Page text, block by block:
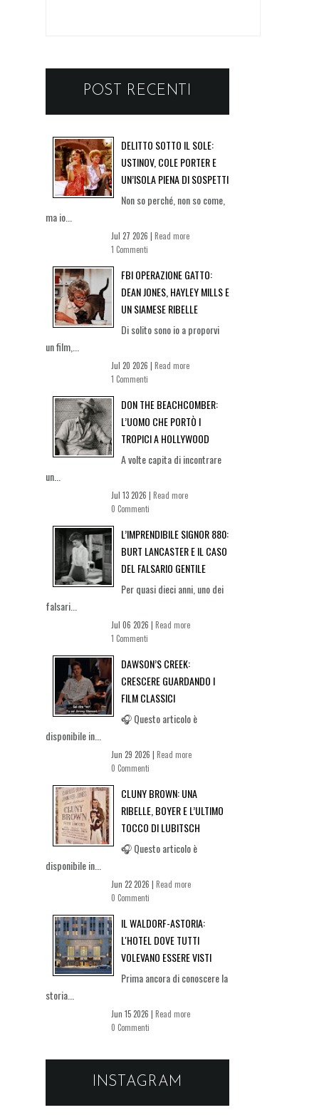
POST RECENTI
DELITTO SOTTO IL SOLE:
USTINOV, COLE PORTER E
UN’ISOLA PIENA DI SOSPETTI
Non so perché, non so come,
ma io...
Jul 27 2026 | Read more
1 Commenti
FBI OPERAZIONE GATTO:
DEAN JONES, HAYLEY MILLS E
UN SIAMESE RIBELLE
Di solito sono io a proporvi
un film,...
Jul 20 2026 | Read more
1 Commenti
DON THE BEACHCOMBER:
L’UOMO CHE PORTÒ I
TROPICI A HOLLYWOOD
A volte capita di incontrare
un...
Jul 13 2026 | Read more
0 Commenti
L’IMPRENDIBILE SIGNOR 880:
BURT LANCASTER E IL CASO
DEL FALSARIO GENTILE
Per quasi dieci anni, uno dei
falsari...
Jul 06 2026 | Read more
1 Commenti
DAWSON’S CREEK:
CRESCERE GUARDANDO I
FILM CLASSICI
🎧 Questo articolo è
disponibile in...
Jun 29 2026 | Read more
0 Commenti
CLUNY BROWN: UNA
RIBELLE, BOYER E L’ULTIMO
TOCCO DI LUBITSCH
🎧 Questo articolo è
disponibile in...
Jun 22 2026 | Read more
0 Commenti
IL WALDORF-ASTORIA:
L'HOTEL DOVE TUTTI
VOLEVANO ESSERE VISTI
Prima ancora di conoscere la
storia...
Jun 15 2026 | Read more
0 Commenti
INSTAGRAM